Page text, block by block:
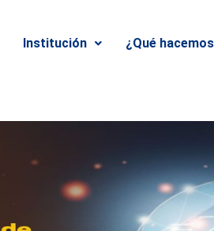
Institución ¿Qué